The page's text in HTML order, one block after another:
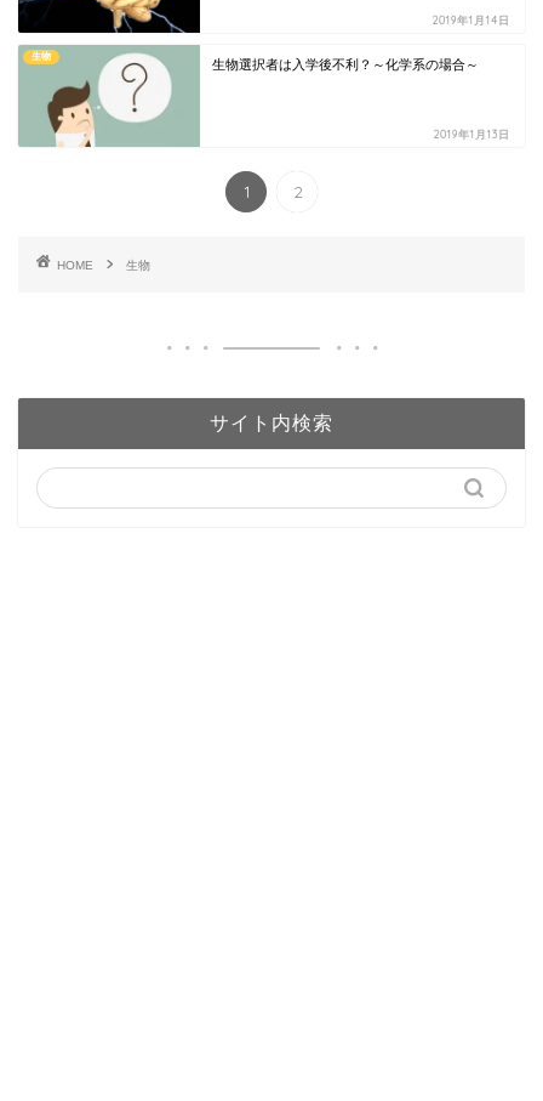
2019年1月14日
生物
生物選択者は入学後不利？～化学系の場合～
2019年1月13日
1 2
HOME 生物
サイト内検索